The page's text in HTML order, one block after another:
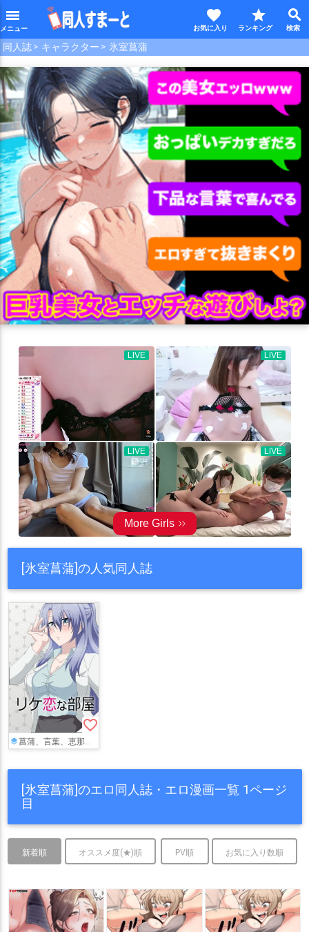
menu search
star
favorite
同人誌 キャラクター 氷室菖蒲
[氷室菖蒲]の人気同人誌
favorite_border
菖蒲、言葉、恵那がフェラやパイズリしたり、輪姦されて全身ドロドロになっちゃうリケ恋のフルカラーCG集‼︎
[氷室菖蒲]のエロ同人誌・エロ漫画一覧 1ページ
目
新着順 オススメ度(★)順 PV順 お気に入り数順